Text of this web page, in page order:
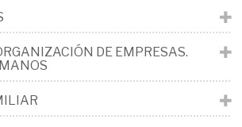
DE EMPRESAS.